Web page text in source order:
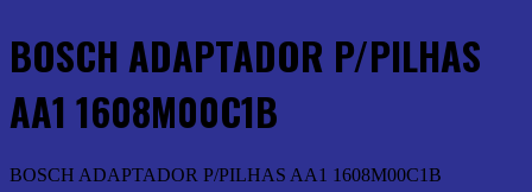
BOSCH ADAPTADOR P/PILHAS
AA1 1608M00C1B
BOSCH ADAPTADOR P/PILHAS AA1 1608M00C1B